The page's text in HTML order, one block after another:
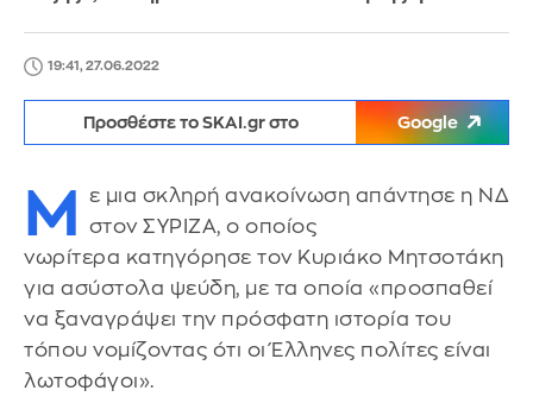
19:41, 27.06.2022
Προσθέστε το SKAI.gr στο Google
Μ
ε μια σκληρή ανακοίνωση απάντησε η ΝΔ
στον ΣΥΡΙΖΑ, ο οποίος
νωρίτερα κατηγόρησε τον Κυριάκο Μητσοτάκη
για ασύστολα ψεύδη, με τα οποία «προσπαθεί
να ξαναγράψει την πρόσφατη ιστορία του
τόπου νομίζοντας ότι οι Έλληνες πολίτες είναι
λωτοφάγοι».